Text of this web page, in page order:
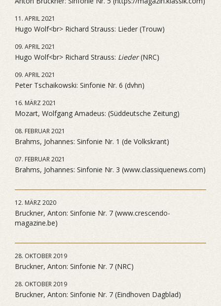
11. APRIL 2021
Hugo Wolf<br> Richard Strauss: Lieder (Trouw)
09. APRIL 2021
Hugo Wolf<br> Richard Strauss: Lieder(NRC)
09. APRIL 2021
Peter Tschaikowski: Sinfonie Nr. 6 (dvhn)
16. MÄRZ 2021
Mozart, Wolfgang Amadeus: (Süddeutsche Zeitung)
08. FEBRUAR 2021
Brahms, Johannes: Sinfonie Nr. 1 (de Volkskrant)
07. FEBRUAR 2021
Brahms, Johannes: Sinfonie Nr. 3 (www.classiquenews.com)
12. MÄRZ 2020
Bruckner, Anton: Sinfonie Nr. 7 (www.crescendo-
magazine.be)
28. OKTOBER 2019
Bruckner, Anton: Sinfonie Nr. 7 (NRC)
28. OKTOBER 2019
Bruckner, Anton: Sinfonie Nr. 7 (Eindhoven Dagblad)